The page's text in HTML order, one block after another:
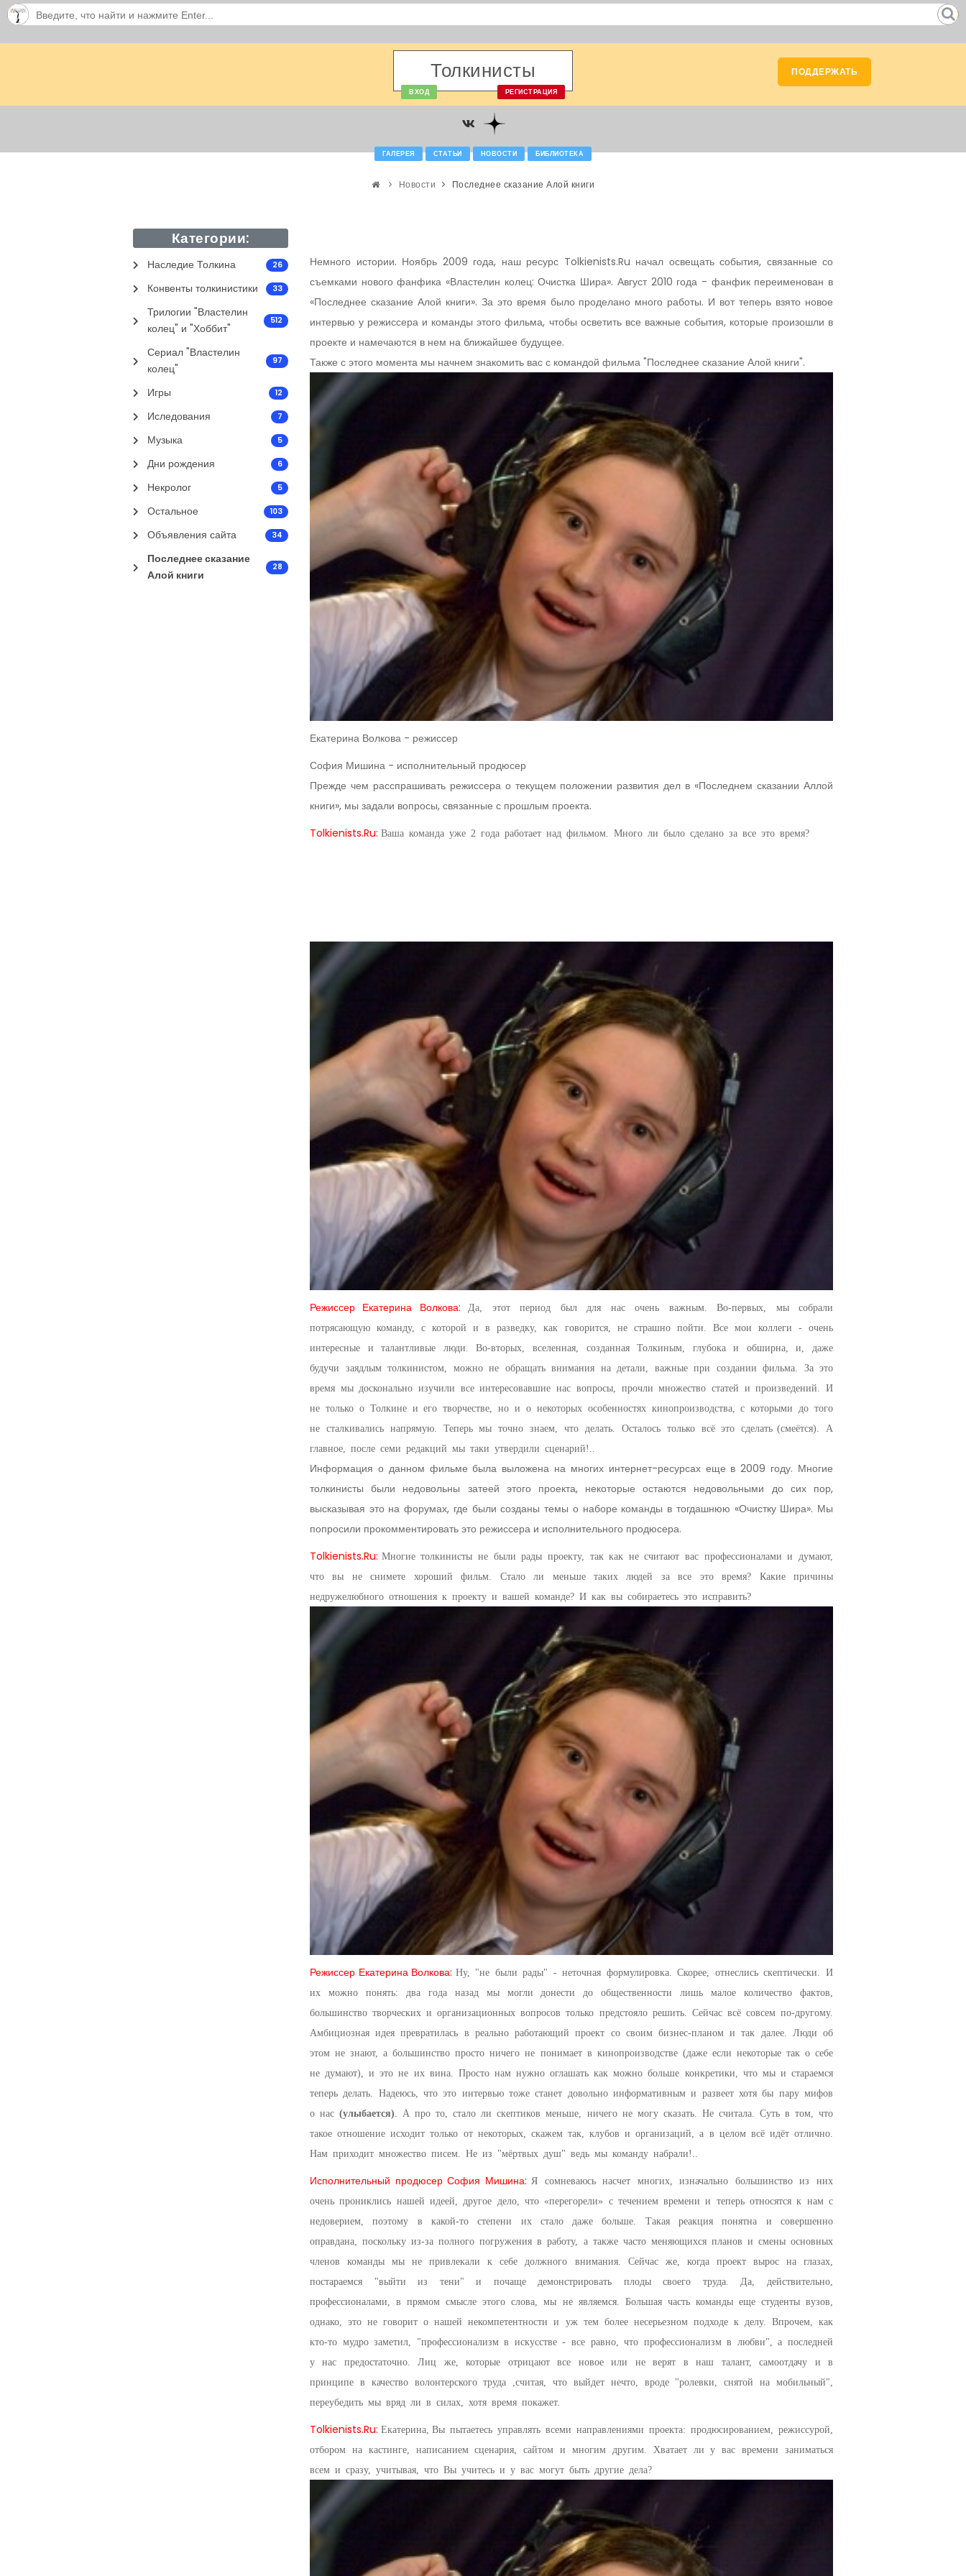
Толкинисты
ВХОД РЕГИСТРАЦИЯ
ПОДДЕРЖАТЬ
ГАЛЕРЕЯ СТАТЬИ НОВОСТИ БИБЛИОТЕКА
Новости Последнее сказание Алой книги
Категории:
Наследие Толкина 26
Конвенты толкинистики 33
Трилогии "Властелин
колец" и "Хоббит"
512
Сериал "Властелин
колец"
97
Игры 12
Иследования 7
Музыка 5
Дни рождения 6
Некролог 5
Остальное 103
Объявления сайта 34
Последнее сказание
Алой книги
28
Немного истории. Ноябрь 2009 года, наш ресурс Tolkienists.Ru начал освещать события, связанные со
съемками нового фанфика «Властелин колец: Очистка Шира». Август 2010 года - фанфик переименован в
«Последнее сказание Алой книги». За это время было проделано много работы. И вот теперь взято новое
интервью у режиссера и команды этого фильма, чтобы осветить все важные события, которые произошли в
проекте и намечаются в нем на ближайшее будущее.
Также с этого момента мы начнем знакомить вас с командой фильма "Последнее сказание Алой книги".
Екатерина Волкова - режиссер
София Мишина - исполнительный продюсер
Прежде чем расспрашивать режиссера о текущем положении развития дел в «Последнем сказании Аллой
книги», мы задали вопросы, связанные с прошлым проекта.
Tolkienists.Ru: Ваша команда уже 2 года работает над фильмом. Много ли было сделано за все это время?
Режиссер Екатерина Волкова:
Да, этот период был для нас очень важным. Во-первых, мы собрали
потрясающую команду, с которой и в разведку, как говорится, не страшно пойти. Все мои коллеги - очень
интересные и талантливые люди.Во-вторых, вселенная, созданная Толкиным, глубока и обширна, и, даже
будучи заядлым толкинистом, можно не обращать внимания на детали, важные при создании фильма. За это
время мы досконально изучили все интересовавшие нас вопросы, прочли множество статей и произведений. И
не только о Толкине и его творчестве, но и о некоторых особенностях кинопроизводства, с которыми до того
не сталкивались напрямую. Теперь мы точно знаем, что делать. Осталось только всё это сделать (смеётся) . А
главное, после семи редакций мы таки утвердили сценарий!..
Информация о данном фильме была выложена на многих интернет-ресурсах еще в 2009 году. Многие
толкинисты были недовольны затеей этого проекта, некоторые остаются недовольными до сих пор,
высказывая это на форумах, где были созданы темы о наборе команды в тогдашнюю «Очистку Шира». Мы
попросили прокомментировать это режиссера и исполнительного продюсера.
Tolkienists.Ru: Многие толкинисты не были рады проекту, так как не считают вас профессионалами и думают,
что вы не снимете хороший фильм. Стало ли меньше таких людей за все это время? Какие причины
недружелюбного отношения к проекту и вашей команде? И как вы собираетесь это исправить?
Режиссер Екатерина Волкова: Ну, "не были рады" - неточная формулировка. Скорее, отнеслись скептически. И
их можно понять: два года назад мы могли донести до общественности лишь малое количество фактов,
большинство творческих и организационных вопросов только предстояло решить. Сейчас всё совсем по-другому.
Амбициозная идея превратилась в реально работающий проект со своим бизнес-планом и так далее. Люди об
этом не знают, а большинство просто ничего не понимает в кинопроизводстве (даже если некоторые так о себе
не думают), и это не их вина. Просто нам нужно оглашать как можно больше конкретики, что мы и стараемся
теперь делать. Надеюсь, что это интервью тоже станет довольно информативным и развеет хотя бы пару мифов
о нас(улыбается) . А про то, стало ли скептиков меньше, ничего не могу сказать. Не считала. Суть в том, что
такое отношение исходит только от некоторых, скажем так, клубов и организаций, а в целом всё идёт отлично.
Нам приходит множество писем. Не из "мёртвых душ" ведь мы команду набрали!..
Исполнительный продюсер София Мишина: Я сомневаюсь насчет многих, изначально большинство из них
очень прониклись нашей идеей, другое дело, что «перегорели» с течением времени и теперь относятся к нам с
недоверием, поэтому в какой-то степени их стало даже больше. Такая реакция понятна и совершенно
оправдана, поскольку из-за полного погружения в работу, а также часто меняющихся планов и смены основных
членов команды мы не привлекали к себе должного внимания. Сейчас же, когда проект вырос на глазах,
постараемся "выйти из тени" и почаще демонстрировать плоды своего труда. Да, действительно,
профессионалами, в прямом смысле этого слова, мы не являемся. Большая часть команды еще студенты вузов,
однако, это не говорит о нашей некомпетентности и уж тем более несерьезном подходе к делу. Впрочем, как
кто-то мудро заметил, "профессионализм в искусстве - все равно, что профессионализм в любви", а последней
у нас предостаточно. Лиц же, которые отрицают все новое или не верят в наш талант, самоотдачу и в
принципе в качество волонтерского труда ,считая, что выйдет нечто, вроде "ролевки, снятой на мобильный",
переубедить мы вряд ли в силах, хотя время покажет.
Tolkienists.Ru: Екатерина, Вы пытаетесь управлять всеми направлениями проекта: продюсированием, режиссурой,
отбором на кастинге, написанием сценария, сайтом и многим другим. Хватает ли у вас времени заниматься
всем и сразу, учитывая, что Вы учитесь и у вас могут быть другие дела?